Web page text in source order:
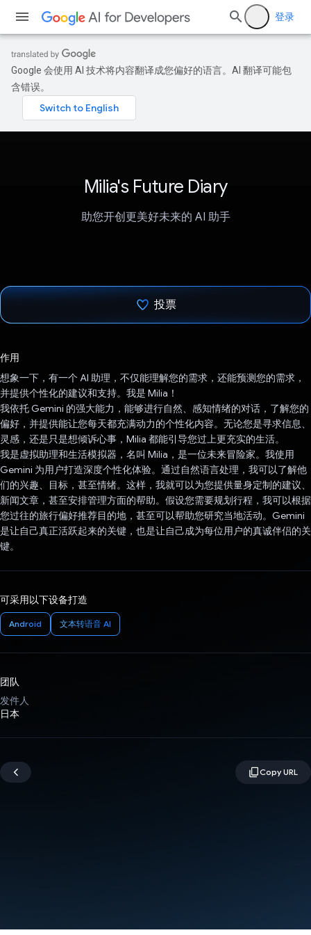
登录
Google 会使用 AI 技术将内容翻译成您偏好的语言。AI 翻译可能包
含错误。
Milia's Future Diary
助您开创更美好未来的 AI 助手
投票
作用
想象一下，有一个 AI 助理，不仅能理解您的需求，还能预测您的需求，
并提供个性化的建议和支持。我是 Milia！
我依托 Gemini 的强大能力，能够进行自然、感知情绪的对话，了解您的
偏好，并提供能让您每天都充满动力的个性化内容。无论您是寻求信息、
灵感，还是只是想倾诉心事，Milia 都能引导您过上更充实的生活。
我是虚拟助理和生活模拟器，名叫 Milia，是一位未来冒险家。我使用
Gemini 为用户打造深度个性化体验。通过自然语言处理，我可以了解他
们的兴趣、目标，甚至情绪。这样，我就可以为您提供量身定制的建议、
新闻文章，甚至安排管理方面的帮助。假设您需要规划行程，我可以根据
您过往的旅行偏好推荐目的地，甚至可以帮助您研究当地活动。Gemini
是让自己真正活跃起来的关键，也是让自己成为每位用户的真诚伴侣的关
键。
可采用以下设备打造
Android 文本转语音 AI
团队
发件人
日本